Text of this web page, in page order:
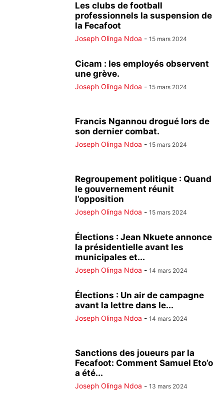
Les clubs de football
professionnels la suspension de
la Fecafoot
Joseph Olinga Ndoa - 15 mars 2024
Cicam : les employés observent
une grève.
Joseph Olinga Ndoa - 15 mars 2024
Francis Ngannou drogué lors de
son dernier combat.
Joseph Olinga Ndoa - 15 mars 2024
Regroupement politique : Quand
le gouvernement réunit
l’opposition
Joseph Olinga Ndoa - 15 mars 2024
Élections : Jean Nkuete annonce
la présidentielle avant les
municipales et...
Joseph Olinga Ndoa - 14 mars 2024
Élections : Un air de campagne
avant la lettre dans le...
Joseph Olinga Ndoa - 14 mars 2024
Sanctions des joueurs par la
Fecafoot: Comment Samuel Eto’o
a été...
Joseph Olinga Ndoa - 13 mars 2024